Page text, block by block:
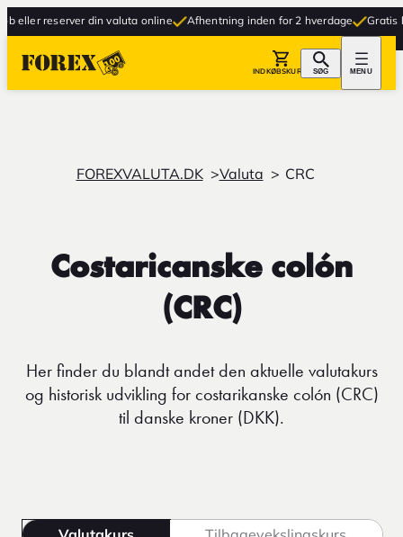
reserver din valuta online Afhentning inden for 2 hverdage Gratis
INDKØBSKURV SØG MENU
FOREXVALUTA.DK Valuta CRC
Costaricanske colón
(CRC)
Her finder du blandt andet den aktuelle valutakurs
og historisk udvikling for costarikanske colón (CRC)
til danske kroner (DKK).